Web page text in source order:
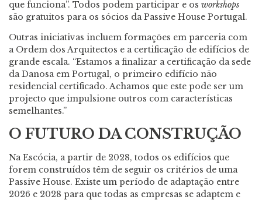
que funciona”. Todos podem participar e os workshops
são gratuitos para os sócios da Passive House Portugal.
Outras iniciativas incluem formações em parceria com
a Ordem dos Arquitectos e a certificação de edifícios de
grande escala. “Estamos a finalizar a certificação da sede
da Danosa em Portugal, o primeiro edifício não
residencial certificado. Achamos que este pode ser um
projecto que impulsione outros com características
semelhantes.”
O FUTURO DA CONSTRUÇÃO
Na Escócia, a partir de 2028, todos os edifícios que
forem construídos têm de seguir os critérios de uma
Passive House. Existe um período de adaptação entre
2026 e 2028 para que todas as empresas se adaptem e